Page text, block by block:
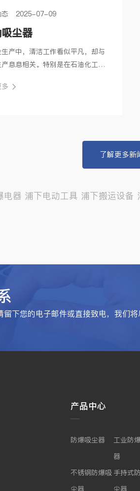
态 2025-07-09
尘器
产中，清洁工作看似平凡，却与
息息相关。特别是在石油化工、
巨大···
了解更多新
电器 浦下电动工具 浦下搬运设备
下您的电子邮件或直接致电，我们将
产品中心
防爆吸尘器
工业防
器
不锈钢防爆吸 手持式